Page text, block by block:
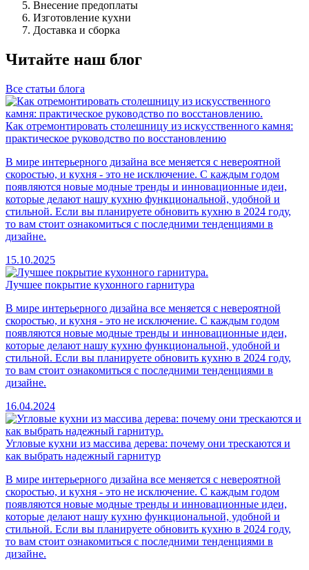
Внесение предоплаты
Изготовление кухни
Доставка и сборка
Читайте наш блог
Все статьи блога
Как отремонтировать столешницу из искусственного камня:
практическое руководство по восстановлению
В мире интерьерного дизайна все меняется с невероятной
скоростью, и кухня - это не исключение. С каждым годом
появляются новые модные тренды и инновационные идеи,
которые делают нашу кухню функциональной, удобной и
стильной. Если вы планируете обновить кухню в 2024 году,
то вам стоит ознакомиться с последними тенденциями в
дизайне.
15.10.2025
Лучшее покрытие кухонного гарнитура
В мире интерьерного дизайна все меняется с невероятной
скоростью, и кухня - это не исключение. С каждым годом
появляются новые модные тренды и инновационные идеи,
которые делают нашу кухню функциональной, удобной и
стильной. Если вы планируете обновить кухню в 2024 году,
то вам стоит ознакомиться с последними тенденциями в
дизайне.
16.04.2024
Угловые кухни из массива дерева: почему они трескаются и
как выбрать надежный гарнитур
В мире интерьерного дизайна все меняется с невероятной
скоростью, и кухня - это не исключение. С каждым годом
появляются новые модные тренды и инновационные идеи,
которые делают нашу кухню функциональной, удобной и
стильной. Если вы планируете обновить кухню в 2024 году,
то вам стоит ознакомиться с последними тенденциями в
дизайне.